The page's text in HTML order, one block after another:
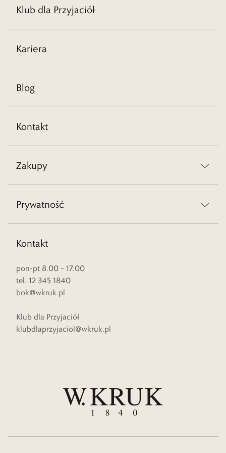
Klub dla Przyjaciół
Kariera
Blog
Kontakt
Zakupy
Prywatność
Kontakt
pon-pt 8.00 – 17.00
tel. 12 345 1840
bok@wkruk.pl
Klub dla Przyjaciół
klubdlaprzyjaciol@wkruk.pl